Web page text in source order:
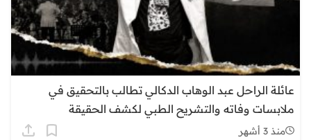
عائلة الراحل عبد الوهاب الدكالي تطالب بالتحقيق في
ملابسات وفاته والتشريح الطبي لكشف الحقيقة
منذ 3 أشهر